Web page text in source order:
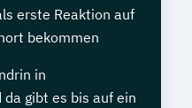
erste Reaktion auf
bekommen
in
gibt es bis auf ein